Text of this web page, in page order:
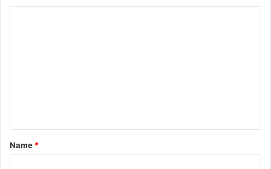
*
Name *